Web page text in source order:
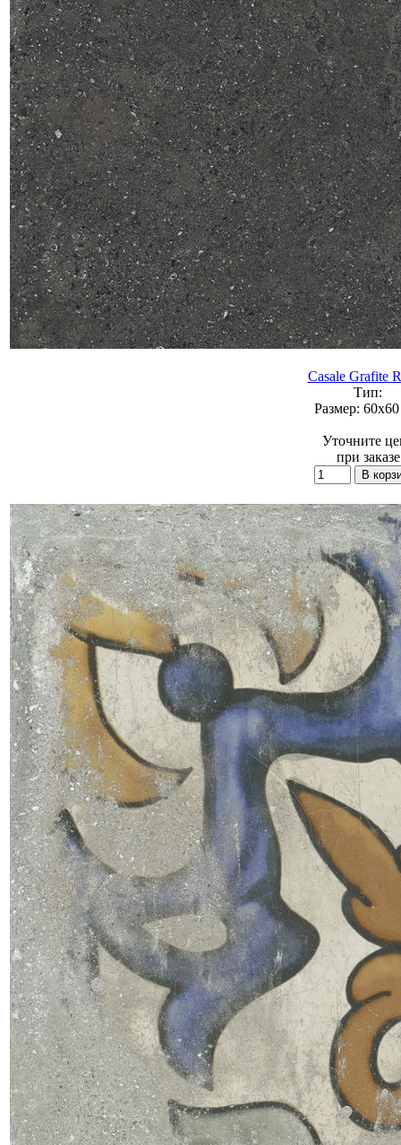
Casale Grafite
Тип:
Размер:
Уточните
при заказе